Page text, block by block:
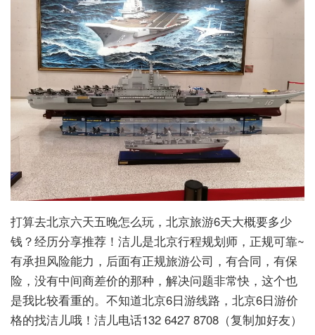
打算去北京六天五晚怎么玩，北京旅游6天大概要多少
钱？经历分享推荐！洁儿是北京行程规划师，正规可靠~
有承担风险能力，后面有正规旅游公司，有合同，有保
险，没有中间商差价的那种，解决问题非常快，这个也
是我比较看重的。不知道北京6日游线路，北京6日游价
格的找洁儿哦！洁儿电话132 6427 8708（复制加好友）